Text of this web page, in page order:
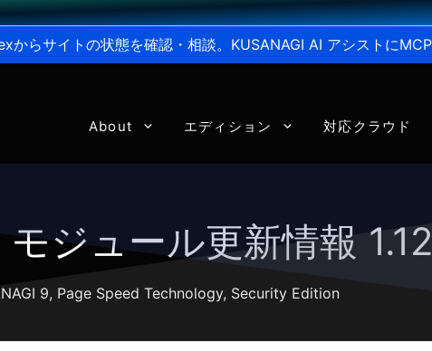
からサイトの状態を確認・相談。KUSANAGI AI アシストに
About エディション 対応クラウド
ジュール更新情報
9, Page Speed Technology, Security Edition